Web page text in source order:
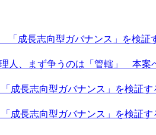
成長志向型ガバナンス」を検
人、まず争うのは「管轄」 本案
成長志向型ガバナンス」を検証
成長志向型ガバナンス」を検証